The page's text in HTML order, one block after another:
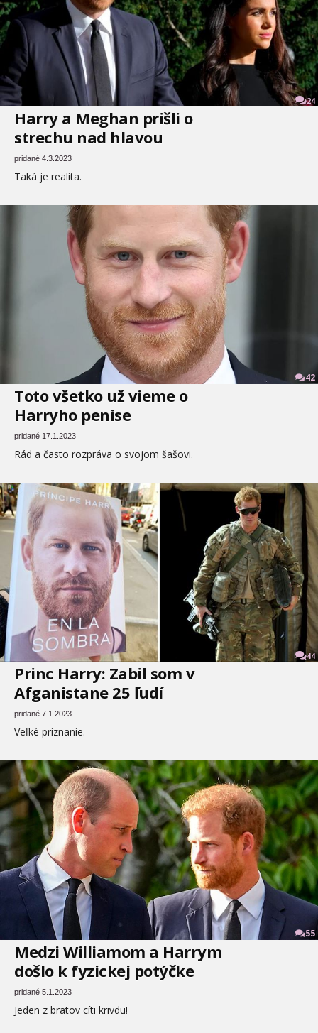
24
Harry a Meghan prišli o
strechu nad hlavou
pridané 4.3.2023
Taká je realita.
42
Toto všetko už vieme o
Harryho penise
pridané 17.1.2023
Rád a často rozpráva o svojom šašovi.
44
Princ Harry: Zabil som v
Afganistane 25 ľudí
pridané 7.1.2023
Veľké priznanie.
55
Medzi Williamom a Harrym
došlo k fyzickej potýčke
pridané 5.1.2023
Jeden z bratov cíti krivdu!